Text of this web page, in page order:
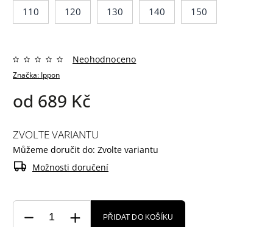
110
120 130 140 150
Značka: Ippon
Neohodnoceno
od 689 Kč
ZVOLTE VARIANTU
Můžeme doručit do: Zvolte variantu
Možnosti doručení
PŘIDAT DO KOŠÍKU